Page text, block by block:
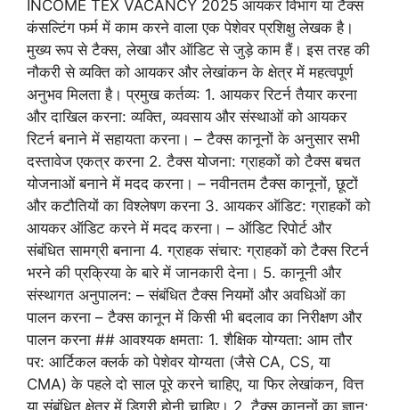
INCOME TEX VACANCY 2025 आयकर विभाग या टैक्स
कंसल्टिंग फर्म में काम करने वाला एक पेशेवर प्रशिक्षु लेखक है।
मुख्य रूप से टैक्स, लेखा और ऑडिट से जुड़े काम हैं। इस तरह की
नौकरी से व्यक्ति को आयकर और लेखांकन के क्षेत्र में महत्वपूर्ण
अनुभव मिलता है। प्रमुख कर्तव्य: 1. आयकर रिटर्न तैयार करना
और दाखिल करना: व्यक्ति, व्यवसाय और संस्थाओं को आयकर
रिटर्न बनाने में सहायता करना। – टैक्स कानूनों के अनुसार सभी
दस्तावेज एकत्र करना 2. टैक्स योजना: ग्राहकों को टैक्स बचत
योजनाओं बनाने में मदद करना। – नवीनतम टैक्स कानूनों, छूटों
और कटौतियों का विश्लेषण करना 3. आयकर ऑडिट: ग्राहकों को
आयकर ऑडिट करने में मदद करना। – ऑडिट रिपोर्ट और
संबंधित सामग्री बनाना 4. ग्राहक संचार: ग्राहकों को टैक्स रिटर्न
भरने की प्रक्रिया के बारे में जानकारी देना। 5. कानूनी और
संस्थागत अनुपालन: – संबंधित टैक्स नियमों और अवधिओं का
पालन करना – टैक्स कानून में किसी भी बदलाव का निरीक्षण और
पालन करना ## आवश्यक क्षमता: 1. शैक्षिक योग्यता: आम तौर
पर: आर्टिकल क्लर्क को पेशेवर योग्यता (जैसे CA, CS, या
CMA) के पहले दो साल पूरे करने चाहिए, या फिर लेखांकन, वित्त